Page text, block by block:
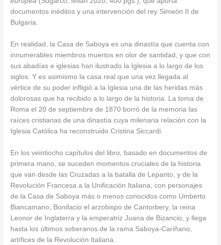
documentos inéditos y una intervención del rey Simeón II de
Bulgaria.
En realidad, la Casa de Saboya es una dinastía que cuenta con
innumerables miembros muertos en olor de santidad, y que con
sus abadías e iglesias han ilustrado la Iglesia a lo largo de los
siglos. Y es asimismo la casa real que una vez llegada al
vértice de su poder infligió a la Iglesia una de las heridas más
dolorosas que ha recibido a lo largo de la historia. La toma de
Roma el 20 de septiembre de 1870 borró de la memoria las
raíces cristianas de una dinastía cuya milenaria relación con la
Iglesia Católica ha reconstruido Cristina Siccardi.
En los veintiocho capítulos del libro, basado en documentos de
primera mano, se suceden momentos cruciales de la historia
que van desde las Cruzadas a la batalla de Lepanto, y de la
Revolución Francesa a la Unificación Italiana, con personajes
de la Casa de Saboya más o menos conocidos como Umberto
Biancamano, Bonifacio el arzobispo de Cantorbery, la reina
Leonor de Inglaterra y la emperatriz Juana de Bizancio, y llega
hasta los últimos soberanos de la rama Saboya-Cariñano,
artífices de la Revolución Italiana.